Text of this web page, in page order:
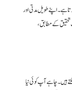
ہے۔ اپنے طویل مدتی اور
تحقیق کے مطابق،
ہیں۔ چاہے آپ کوئی نیا